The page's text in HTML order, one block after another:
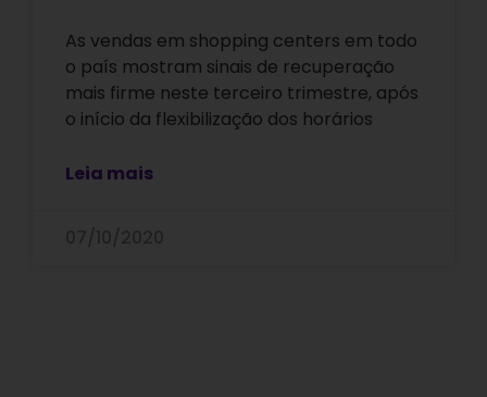
As vendas em shopping centers em todo
o país mostram sinais de recuperação
mais firme neste terceiro trimestre, após
o início da flexibilização dos horários
Leia mais